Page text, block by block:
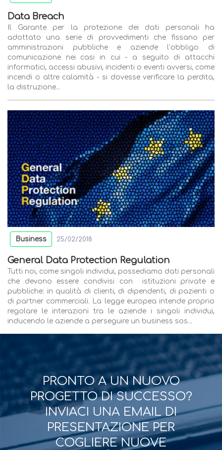
Data Breach
Il Garante per la protezione dei dati personali ha
adottato una serie di provvedimenti che fissano per
amministrazioni pubbliche e aziende l’obbligo di
comunicazione nei casi in cui - a seguito di attacchi
informatici, accessi abusivi, incidenti o eventi avversi, come
incendi o altre calamità - si dovesse verificare la perdita,
la distruzione...
Business 25/02/2018
General Data Protection Regulation
Tutti noi, come singoli individui, possediamo dati personali
che devono essere condivisi con istituzioni private e
pubbliche: in qualità di clienti, di dipendenti, di pazienti o
di partner commerciali. La legge europea intende proprio
regolare le interazioni tra le aziende i singoli individui,
inducendo le aziende a perseguire un business sos...
PRONTO A UN NUOVO
PROGETTO DI SUCCESSO?
INVIACI UNA EMAIL DI
PRESENTAZIONE PER
COGLIERE NUOVE